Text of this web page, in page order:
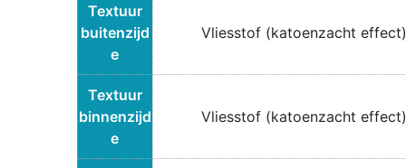
Textuur
buitenzijd
e
Vliesstof (katoenzacht effect)
Textuur
binnenzijd
e
Vliesstof (katoenzacht effect)